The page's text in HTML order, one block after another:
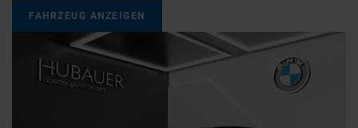
FAHRZEUG ANZEIGEN